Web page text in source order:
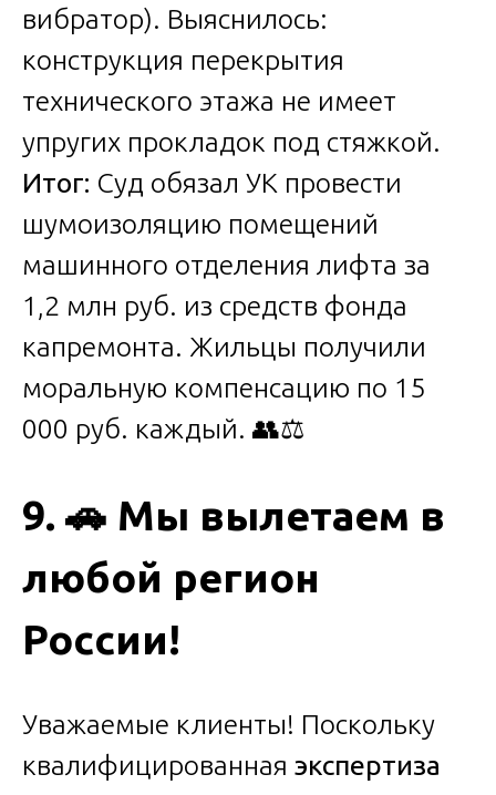
вибратор). Выяснилось:
конструкция перекрытия
технического этажа не имеет
упругих прокладок под стяжкой.
Итог: Суд обязал УК провести
шумоизоляцию помещений
машинного отделения лифта за
1,2 млн руб. из средств фонда
капремонта. Жильцы получили
моральную компенсацию по 15
000 руб. каждый. 👥⚖️
9. 🚗 Мы вылетаем в
любой регион
России!
Уважаемые клиенты! Поскольку
квалифицированная экспертиза